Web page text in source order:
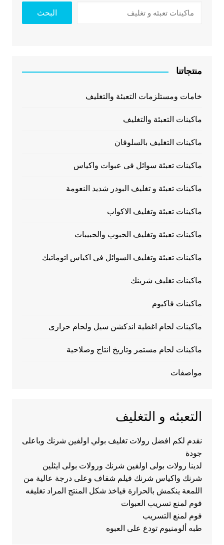
البحث
منتجاتنا
خامات ومستلزمات التعبئة والتغليف
ماكينات التعبئة والتغليف
ماكينات التغليف بالسلوفان
ماكينات تعبئة سوائل فى عبوات واكياس
ماكينات تعبئة و تغليف البودر شديد النعومة
ماكينات تعبئة وتغليف الاكواب
ماكينات تعبئة وتغليف الحبوب والحبيبات
ماكينات تعبئة وتغليف السوائل فى اكياس اتوماتيك
ماكينات تغليف شرينك
ماكينات فاكيوم
ماكينات لحام اغطية اندكشن سيل ولحام حرارى
ماكينات لحام مستمر وتاريخ انتاج وصلاحية
مواصفات
التعبئه و التغليف
نقدم لكم افضل رولات تغليف بولي اولفين شرنك وباعلى
جودة
لدينا رولات بولى اولفين شرنك ورولات بولى ايثلين
شرنك واكياس شرنك فيلم شفاف وعلى درجة عالية من
اللمعة ينكمش بالحرارة فياخذ شكل المنتج المراد تغليفه
فوم لمنع تسريب العبوات
فوم لمنع التسريب
طبه ألومنيوم تودع على العبوه